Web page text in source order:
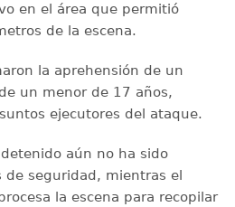
en el área que permitió
de la escena.
la aprehensión de un
un menor de 17 años,
ejecutores del ataque.
aún no ha sido
de seguridad, mientras el
la escena para recopilar